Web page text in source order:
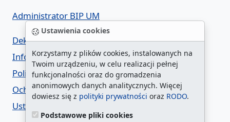
Ustawienia cookies
Korzystamy z plików cookies, instalowanych na
Twoim urządzeniu, w celu realizacji pełnej
funkcjonalności oraz do gromadzenia
anonimowych danych analitycznych. Więcej
dowiesz się z polityki prywatności oraz RODO.
Podstawowe pliki cookies
Administrator BIP UM
Deklaracja dostępności
Informacja o urzędzie w ETR
Polityka prywatności
Ochrona danych osobowych
Ustawienia cookies